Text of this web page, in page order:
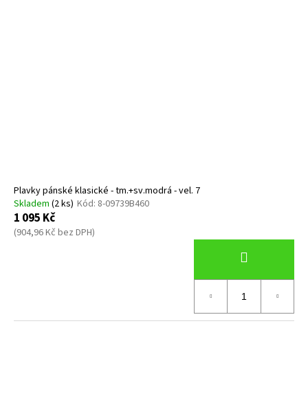
Plavky pánské klasické - tm.+sv.modrá - vel. 7
Skladem (2 ks) Kód: 8-09739B460
1 095 Kč
(904,96 Kč bez DPH)